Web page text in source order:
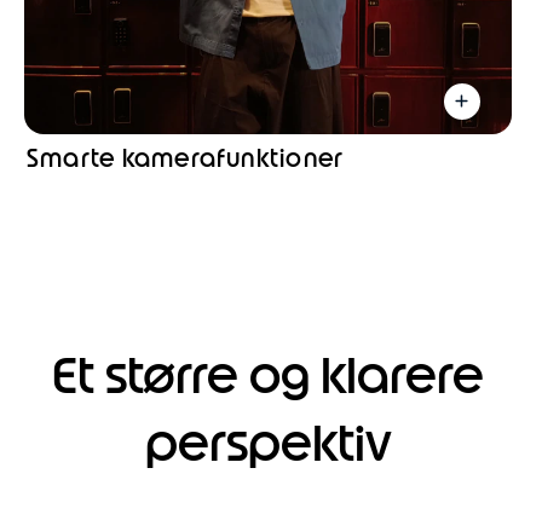
Smarte kamerafunktioner
Et større og klarere
perspektiv